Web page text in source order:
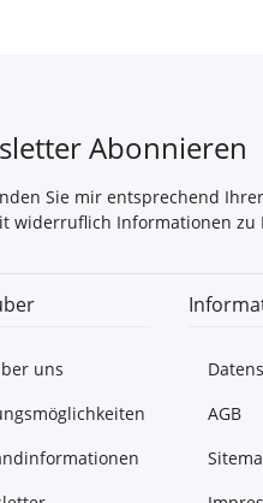
Abonnieren
Sie mir entsprechend Ihrer
widerruflich Informationen
uns
AGB